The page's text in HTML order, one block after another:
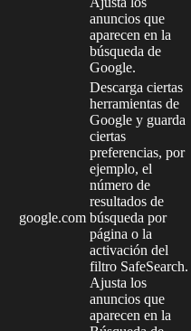
anuncios que
aparecen en la
búsqueda de
Google.
google.com
Descarga ciertas
herramientas de
Google y guarda
ciertas
preferencias, por
ejemplo, el
número de
resultados de
búsqueda por
página o la
activación del
filtro SafeSearch.
Ajusta los
anuncios que
aparecen en la